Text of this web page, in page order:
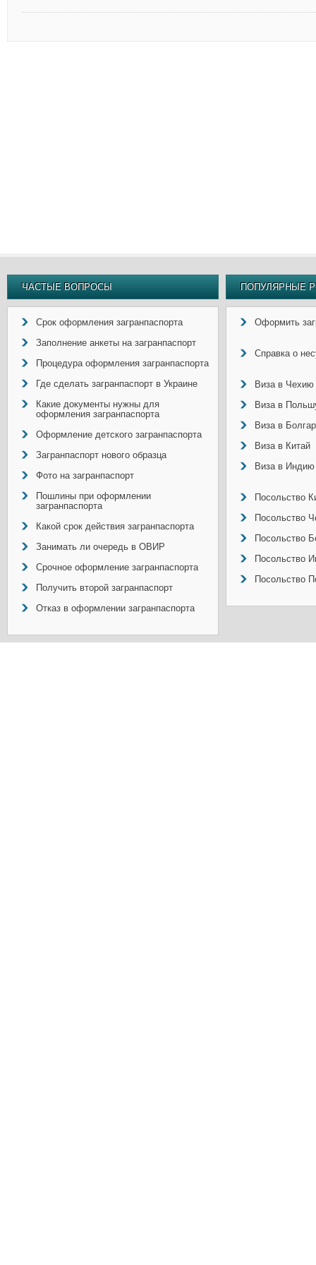
ЧАСТЫЕ ВОПРОСЫ
Срок оформления загранпаспорта
Заполнение анкеты на загранпаспорт
Процедура оформления загранпаспорта
Где сделать загранпаспорт в Украине
Какие документы нужны для
оформления загранпаспорта
Оформление детского загранпаспорта
Загранпаспорт нового образца
Фото на загранпаспорт
Пошлины при оформлении
загранпаспорта
Какой срок действия загранпаспорта
Занимать ли очередь в ОВИР
Срочное оформление загранпаспорта
Получить второй загранпаспорт
Отказ в оформлении загранпаспорта
ПОПУЛЯРНЫЕ
Оформить
Справка о
Виза в Чехию
Виза в
Виза в
Виза в Китай
Виза в Индию
Посольство
Посольство
Посольство
Посольство
Посольство